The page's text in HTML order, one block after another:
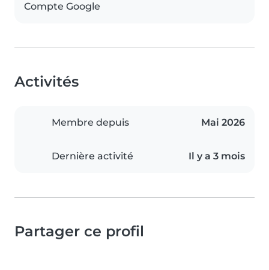
Compte Google
Activités
Membre depuis Mai 2026
Dernière activité Il y a 3 mois
Partager ce profil